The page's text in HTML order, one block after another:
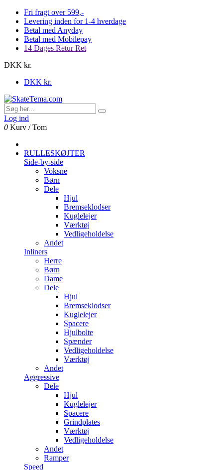
Fri fragt over 599,-
Levering inden for 1-4 hverdage
Betal med Anyday
Betal med Mobilepay
14 Dages Retur Ret
DKK kr.
DKK kr.
Log ind
0 Kurv /Tom
RULLESKØJTER
Side-by-side
Voksne
Børn
Dele
Hjul
Bremseklodser
Kuglelejer
Værktøj
Vedligeholdelse
Andet
Inliners
Herre
Børn
Dame
Dele
Hjul
Bremseklodser
Kuglelejer
Spacere
Hjulbolte
Spænder
Vedligeholdelse
Værktøj
Andet
Aggressive
Dele
Hjul
Kuglelejer
Spacere
Grindplates
Værktøj
Vedligeholdelse
Andet
Ramper
Speed